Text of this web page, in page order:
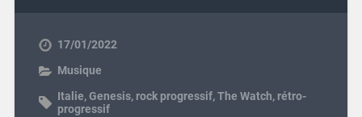
17/01/2022
Musique
Italie,Genesis, rock progressif,The Watch, rétro-
progressif